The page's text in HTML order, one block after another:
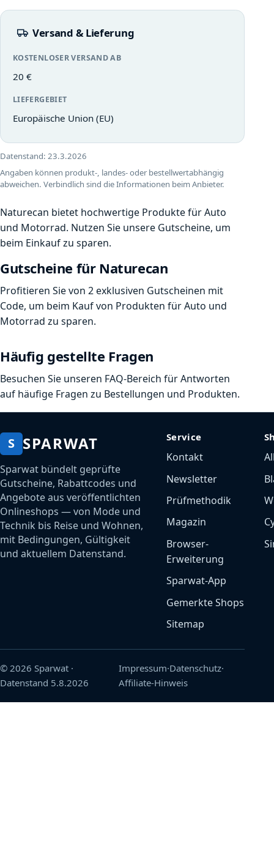
Versand & Lieferung
KOSTENLOSER VERSAND AB
20 €
LIEFERGEBIET
Europäische Union (EU)
Datenstand: 23.3.2026
Angaben können produkt-, landes- oder bestellwertabhängig
abweichen. Verbindlich sind die Informationen beim Anbieter.
Naturecan bietet hochwertige Produkte für Auto
und Motorrad. Nutzen Sie unsere Gutscheine, um
beim Einkauf zu sparen.
Gutscheine für Naturecan
Profitieren Sie von 2 exklusiven Gutscheinen mit
Code, um beim Kauf von Produkten für Auto und
Motorrad zu sparen.
Häufig gestellte Fragen
Besuchen Sie unseren FAQ-Bereich für Antworten
auf häufige Fragen zu Bestellungen und Produkten.
S SPARWAT
Sparwat bündelt geprüfte
Gutscheine, Rabattcodes und
Angebote aus veröffentlichten
Onlineshops — von Mode und
Technik bis Reise und Wohnen,
mit Bedingungen, Gültigkeit
und aktuellem Datenstand.
Service
Kontakt
Newsletter
Prüfmethodik
Magazin
Browser-
Erweiterung
Sparwat-App
Gemerkte Shops
Sitemap
© 2026 Sparwat ·
Datenstand 5.8.2026
Impressum·Datenschutz·
Affiliate-Hinweis